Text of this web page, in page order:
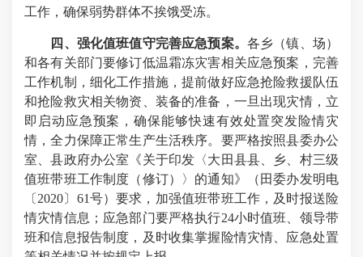
工作，确保弱势群体不挨饿受冻。
四、强化值班值守完善应急预案。 各乡（镇、场）
和各有关部门要修订低温霜冻灾害相关应急预案，完善
工作机制，细化工作措施，提前做好应急抢险救援队伍
和抢险救灾相关物资、装备的准备，一旦出现灾情，立
即启动应急预案，确保能够快速有效处置突发险情灾
情，全力保障正常生产生活秩序。要严格按照县委办公
室、县政府办公室《关于印发〈大田县县、乡、村三级
值班带班工作制度（修订）〉的通知》（田委办发明电
〔2020〕61号）要求，加强值班带班工作，及时报送险
情灾情信息；应急部门要严格执行24小时值班、领导带
班和信息报告制度，及时收集掌握险情灾情、应急处置